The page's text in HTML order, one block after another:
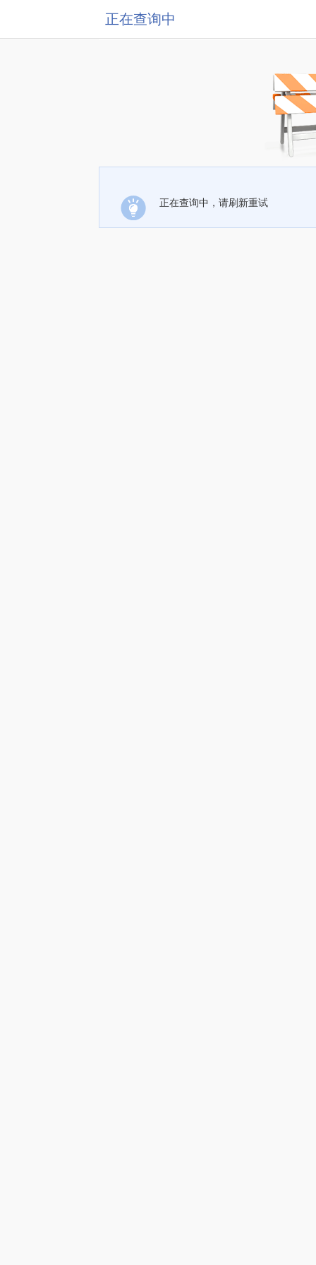
正在查询中
正在查询中，请刷新重试